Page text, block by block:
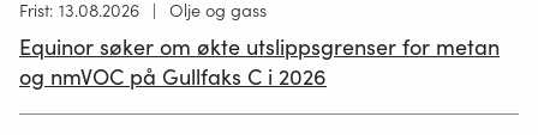
Høring
publisert
02.07.2026
Frist: 13.08.2026 Olje og gass
Equinor søker om økte utslippsgrenser for metan
og nmVOC på Gullfaks C i 2026